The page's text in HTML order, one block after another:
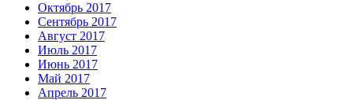
Октябрь 2017
Сентябрь 2017
Август 2017
Июль 2017
Июнь 2017
Май 2017
Апрель 2017